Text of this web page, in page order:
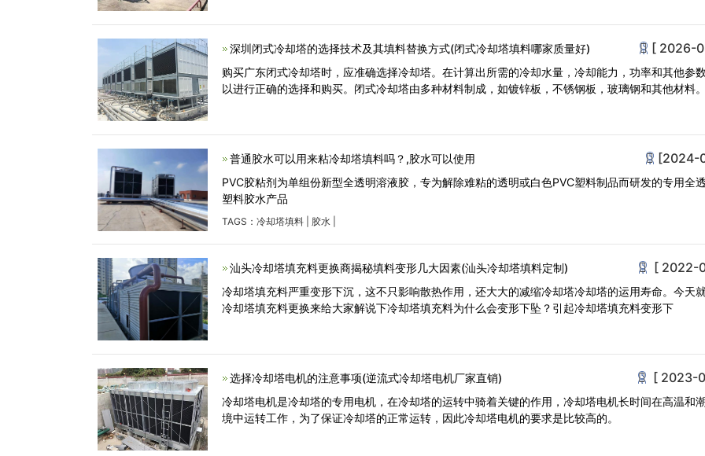
深圳闭式冷却塔的选择技术及其填料替换方式(闭式冷却塔填料哪家质量好) [ 2026-
购买广东闭式冷却塔时，应准确选择冷却塔。在计算出所需的冷却水量，冷却能力，功率和其他参
以进行正确的选择和购买。闭式冷却塔由多种材料制成，如镀锌板，不锈钢板，玻璃钢和其他材料
普通胶水可以用来粘冷却塔填料吗？,胶水可以使用 [2024-
PVC胶粘剂为单组份新型全透明溶液胶，专为解除难粘的透明或白色PVC塑料制品而研发的专用全
塑料胶水产品
TAGS： 冷却塔填料 胶水
汕头冷却塔填充料更换商揭秘填料变形几大因素(汕头冷却塔填料定制) [ 2022-
冷却塔填充料严重变形下沉，这不只影响散热作用，还大大的减缩冷却塔冷却塔的运用寿命。今天
冷却塔填充料更换来给大家解说下冷却塔填充料为什么会变形下坠？引起冷却塔填充料变形下
选择冷却塔电机的注意事项(逆流式冷却塔电机厂家直销) [ 2023-
冷却塔电机是冷却塔的专用电机，在冷却塔的运转中骑着关键的作用，冷却塔电机长时间在高温和
境中运转工作，为了保证冷却塔的正常运转，因此冷却塔电机的要求是比较高的。